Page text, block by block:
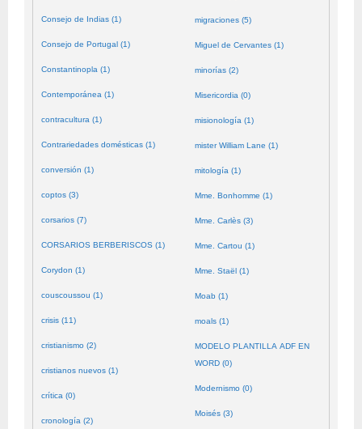
Consejo de Indias (1)
Consejo de Portugal (1)
Constantinopla (1)
Contemporánea (1)
contracultura (1)
Contrariedades domésticas (1)
conversión (1)
coptos (3)
corsarios (7)
CORSARIOS BERBERISCOS (1)
Corydon (1)
couscoussou (1)
crisis (11)
cristianismo (2)
cristianos nuevos (1)
crítica (0)
cronología (2)
migraciones (5)
Miguel de Cervantes (1)
minorías (2)
Misericordia (0)
misionología (1)
mister William Lane (1)
mitología (1)
Mme. Bonhomme (1)
Mme. Carlès (3)
Mme. Cartou (1)
Mme. Staël (1)
Moab (1)
moals (1)
MODELO PLANTILLA ADF EN
WORD (0)
Modernismo (0)
Moisés (3)